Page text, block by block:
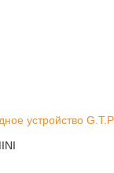
устройство